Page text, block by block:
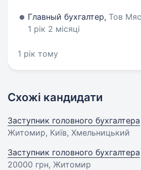
Главный бухгалтер, Тов
1 рік 2 місяці
1 рік тому
Схожі кандидати
Заступник головного бухгалтера
Житомир, Київ, Хмельницький
Заступник головного бухгалтера
20000 грн, Житомир